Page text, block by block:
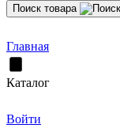
Поиск товара
Главная
Каталог
Войти